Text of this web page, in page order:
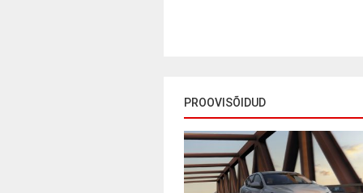
PROOVISÕIDUD